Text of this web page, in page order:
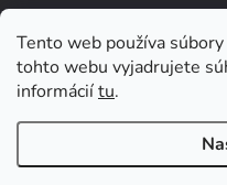
Tento web používa
tohto webu vyjadrujete
informáciítu.